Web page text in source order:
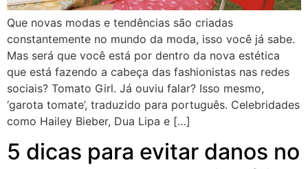
Que novas modas e tendências são criadas
constantemente no mundo da moda, isso você já sabe.
Mas será que você está por dentro da nova estética
que está fazendo a cabeça das fashionistas nas redes
sociais? Tomato Girl. Já ouviu falar? Isso mesmo,
‘garota tomate’, traduzido para português. Celebridades
como Hailey Bieber, Dua Lipa e […]
5 dicas para evitar danos no